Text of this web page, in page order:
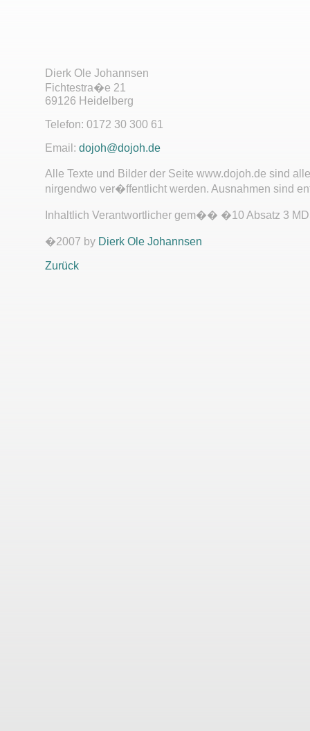
Dierk Ole Johannsen
Fichtestra�e 21
69126 Heidelberg
Telefon: 0172 30 300 61
Email: dojoh@dojoh.de
Alle Texte und Bilder der Seite www.dojoh.de sind
nirgendwo ver�ffentlicht werden. Ausnahmen sind
Inhaltlich Verantwortlicher gem�� �10 Absatz 3
�2007 by Dierk Ole Johannsen
Zurück